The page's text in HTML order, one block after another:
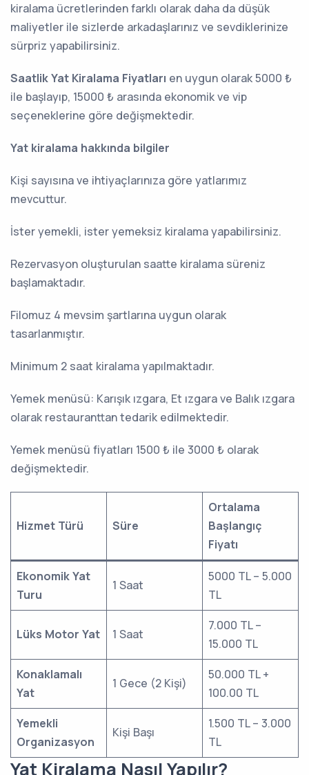
kiralama ücretlerinden farklı olarak daha da düşük
maliyetler ile sizlerde arkadaşlarınız ve sevdiklerinize
sürpriz yapabilirsiniz.
Saatlik Yat Kiralama Fiyatları en uygun olarak 5000 ₺
ile başlayıp, 15000 ₺ arasında ekonomik ve vip
seçeneklerine göre değişmektedir.
Yat kiralama hakkında bilgiler
Kişi sayısına ve ihtiyaçlarınıza göre yatlarımız
mevcuttur.
İster yemekli, ister yemeksiz kiralama yapabilirsiniz.
Rezervasyon oluşturulan saatte kiralama süreniz
başlamaktadır.
Filomuz 4 mevsim şartlarına uygun olarak
tasarlanmıştır.
Minimum 2 saat kiralama yapılmaktadır.
Yemek menüsü: Karışık ızgara, Et ızgara ve Balık ızgara
olarak restauranttan tedarik edilmektedir.
Yemek menüsü fiyatları 1500 ₺ ile 3000 ₺ olarak
değişmektedir.
Hizmet Türü Süre
Ortalama
Başlangıç
Fiyatı
Ekonomik Yat
Turu
1 Saat
5000 TL – 5.000
TL
Lüks Motor Yat 1 Saat
7.000 TL –
15.000 TL
Konaklamalı
Yat
1 Gece (2 Kişi)
50.000 TL +
100.00 TL
Yemekli
Organizasyon
Kişi Başı
1.500 TL – 3.000
TL
Yat Kiralama Nasıl Yapılır?